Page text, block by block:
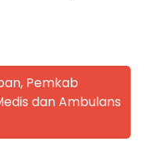
Pemkab
dan Ambulans